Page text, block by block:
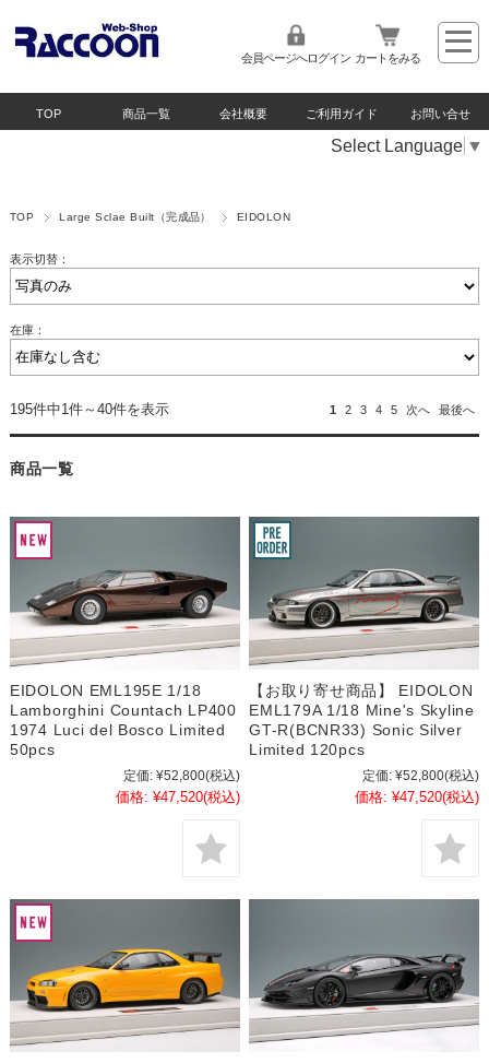
会員ページへログイン カートをみる
TOP 商品一覧 会社概要 ご利用ガイド お問い合せ
Select Language ▼
TOP Large Sclae Built（完成品） EIDOLON
表示切替：
在庫：
195件中1件～40件を表示 1 2 3 4 5 次へ 最後へ
商品一覧
EIDOLON EML195E 1/18
Lamborghini Countach LP400
1974 Luci del Bosco Limited
50pcs
定価: ¥52,800(税込)
価格: ¥47,520(税込)
【お取り寄せ商品】 EIDOLON
EML179A 1/18 Mine's Skyline
GT-R(BCNR33) Sonic Silver
Limited 120pcs
定価: ¥52,800(税込)
価格: ¥47,520(税込)